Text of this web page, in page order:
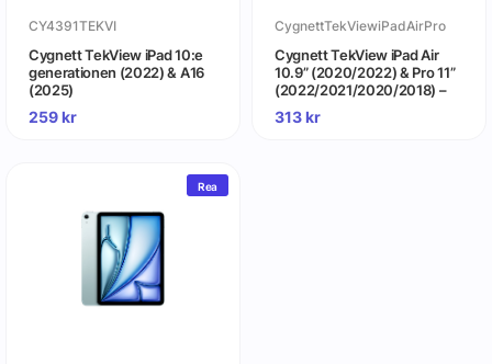
CY4391TEKVI
Cygnett TekView iPad 10:e
generationen (2022) & A16
(2025)
259kr
CygnettTekViewiPadAirPro
Cygnett TekView iPad Air
10.9” (2020/2022) & Pro 11”
(2022/2021/2020/2018) –
Air 11” (2024/2025)
313kr
Rea